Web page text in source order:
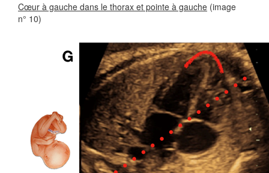
Cœur à gauche dans le thorax et pointe à gauche (image
n° 10)